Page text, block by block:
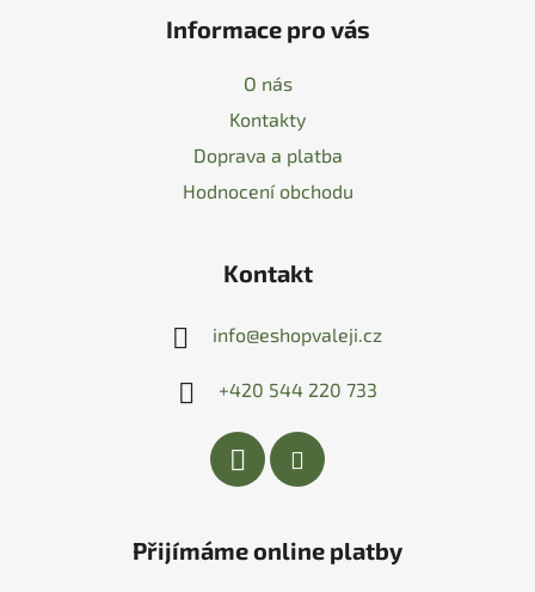
Informace pro vás
O nás
Kontakty
Doprava a platba
Hodnocení obchodu
Kontakt
info@eshopvaleji.cz
+420 544 220 733
Přijímáme online platby